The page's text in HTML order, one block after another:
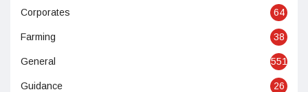
Corporates 64
Farming 38
General 551
Guidance 26